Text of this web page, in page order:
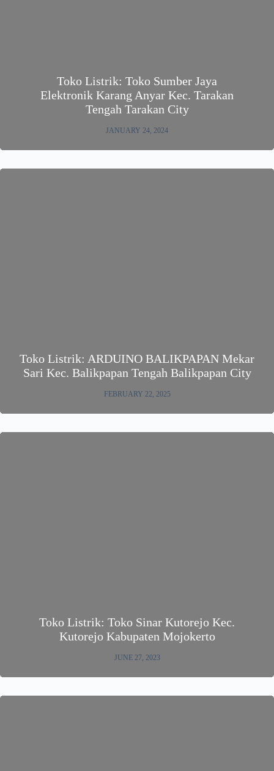
Toko Listrik: Toko Sumber Jaya
Elektronik Karang Anyar Kec. Tarakan
Tengah Tarakan City
JANUARY 24, 2024
Toko Listrik: ARDUINO BALIKPAPAN Mekar
Sari Kec. Balikpapan Tengah Balikpapan City
FEBRUARY 22, 2025
Toko Listrik: Toko Sinar Kutorejo Kec.
Kutorejo Kabupaten Mojokerto
JUNE 27, 2023